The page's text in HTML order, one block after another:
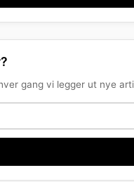
gang vi legger ut nye